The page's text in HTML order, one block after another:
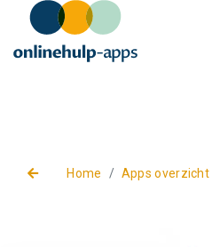
Home Apps overzicht